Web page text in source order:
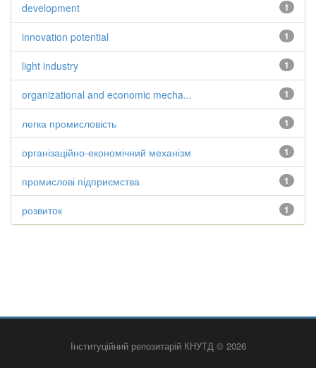
1
development
1
innovation potential
1
light industry
1
organizational and economic mecha...
1
легка промисловість
1
організаційно-економічний механізм
1
промислові підприємства
1
розвиток
Інституційний репозитарій КНУТД © 2026